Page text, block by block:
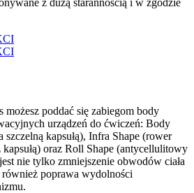
z dużą starannością i w zgodzie
możesz poddać się zabiegom body
urządzeń do ćwiczeń: Body
szczelną kapsułą), Infra Shape (rower
oraz Roll Shape (antycellulitowy
nie tylko zmniejszenie obwodów ciała
również poprawa wydolności